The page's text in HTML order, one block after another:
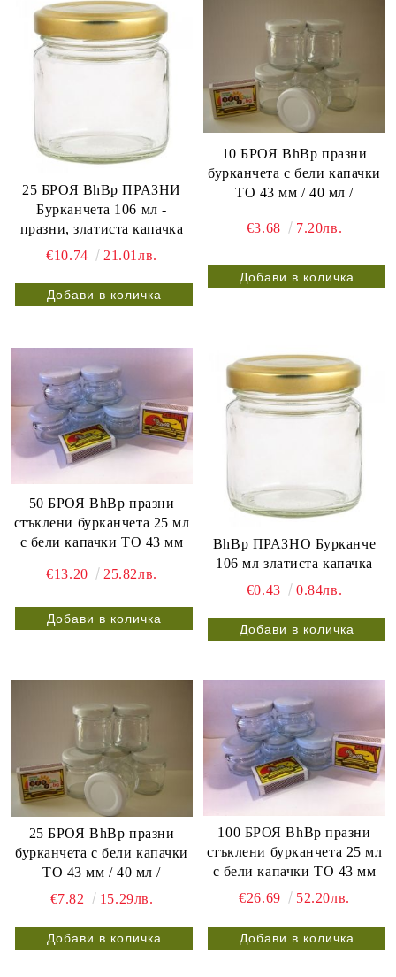
25 БРОЯ BhBp ПРАЗНИ
Бурканчета 106 мл -
празни, златиста капачка
€10.74
21.01лв.
10 БРОЯ BhBp празни
бурканчета с бели капачки
ТО 43 мм / 40 мл /
€3.68 7.20лв.
50 БРОЯ BhBp празни
стъклени бурканчета 25 мл
с бели капачки ТО 43 мм
€13.20 25.82лв.
BhBp ПРАЗНО Бурканче
106 мл златиста капачка
€0.43
0.84лв.
25 БРОЯ BhBp празни
бурканчета с бели капачки
ТО 43 мм / 40 мл /
€7.82
15.29лв.
100 БРОЯ BhBp празни
стъклени бурканчета 25 мл
с бели капачки ТО 43 мм
€26.69
52.20лв.